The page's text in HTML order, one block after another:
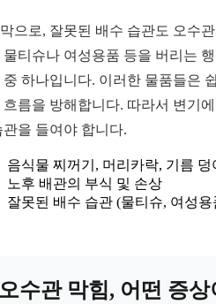
으로, 잘못된 배수 습관도 오수
물티슈나 여성용품 등을 버리는
중 하나입니다. 이러한 물품들은
흐름을 방해합니다. 따라서 변기
관을 들여야 합니다.
음식물 찌꺼기, 머리카락, 기름
노후 배관의 부식 및 손상
잘못된 배수 습관 (물티슈, 여성
수관 막힘, 어떤 증